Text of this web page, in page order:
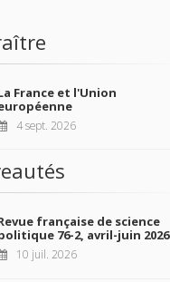
France et l'Union
4 sept. 2026
française de science
76-2, avril-juin 2026
10 juil. 2026